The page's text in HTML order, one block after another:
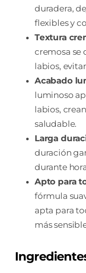
duradera,
flexibles y
Textura
cremosa se
labios,
Acabado
luminoso
labios,
saludable.
Larga
duración
durante
Apto para
fórmula
apta para
más